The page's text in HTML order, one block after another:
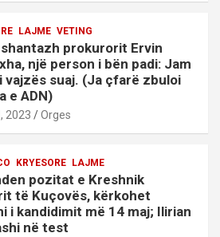
LAJME VETING
prokurorit Ervin
një person i bën padi: Jam
vajzës suaj. (Ja çfarë zbuloi
e ADN)
2023 Orges
KRYESORE LAJME
pozitat e Kreshnik
të Kuçovës, kërkohet
i kandidimit më 14 maj; Ilirian
në test